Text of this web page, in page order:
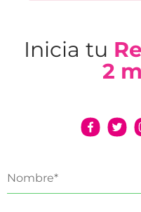
Inicia tu
2